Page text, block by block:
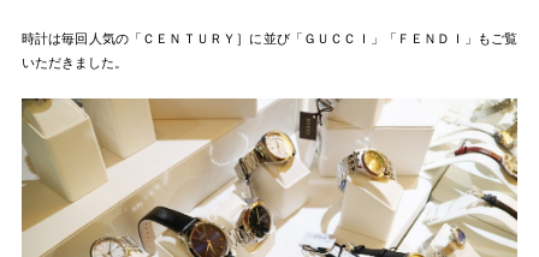
時計は毎回人気の「ＣＥＮＴＵＲＹ］に並び「ＧＵＣＣＩ」「ＦＥＮＤＩ」もご覧
いただきました。